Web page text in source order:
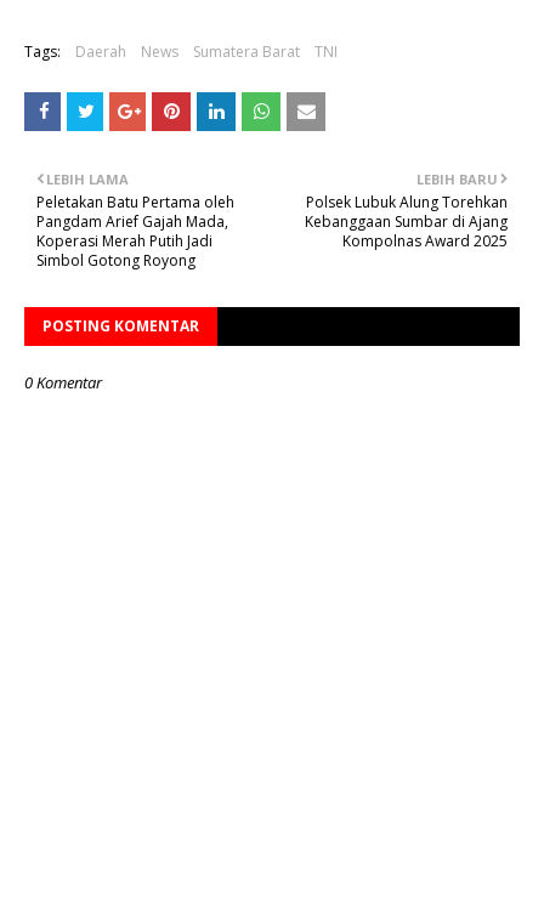
Tags: Daerah News Sumatera Barat TNI
LEBIH BARU
Polsek Lubuk Alung Torehkan
Kebanggaan Sumbar di Ajang
Kompolnas Award 2025
LEBIH LAMA
Peletakan Batu Pertama oleh
Pangdam Arief Gajah Mada,
Koperasi Merah Putih Jadi
Simbol Gotong Royong
POSTING KOMENTAR
0 Komentar